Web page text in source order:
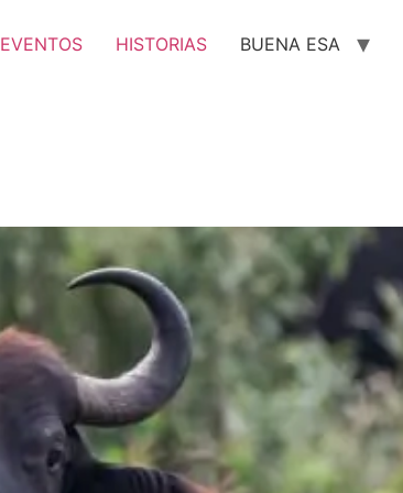
EVENTOS HISTORIAS BUENA ESA